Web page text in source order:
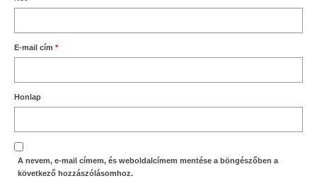
E-mail cím *
Honlap
A nevem, e-mail címem, és weboldalcímem mentése a böngészőben a
következő hozzászólásomhoz.